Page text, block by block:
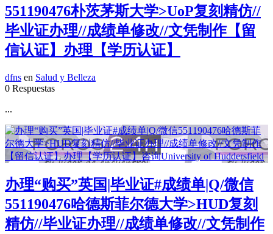
551190476朴茨茅斯大学>UoP复刻精仿//
毕业证办理//成绩单修改//文凭制作【留
信认证】办理【学历认证】
dfns en Salud y Belleza
0 Respuestas
...
办理“购买”英国|毕业证#成绩单|Q/微信
551190476哈德斯菲尔德大学>HUD复刻
精仿//毕业证办理//成绩单修改//文凭制作